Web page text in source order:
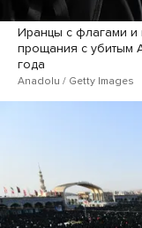
Иранцы с флагами и
прощания с убитым
года
Anadolu / Getty Images